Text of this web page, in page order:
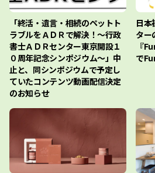
「終活・遺言・相続のペットト
ラブルをＡＤＲで解決！～行政
書士ＡＤＲセンター東京開設１
０周年記念シンポジウム～」中
止と、同シンポジウムで予定し
ていたコンテンツ動画配信決定
のお知らせ
日本
ター
『
で